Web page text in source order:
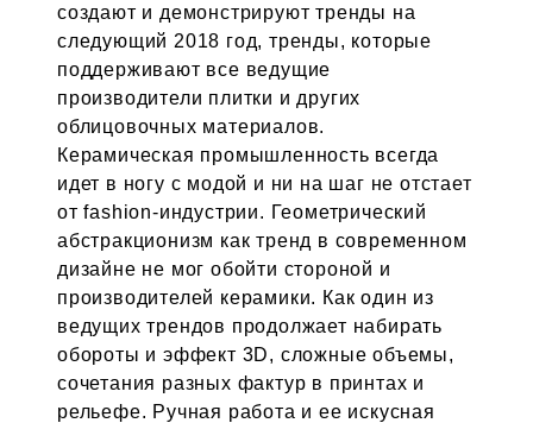
создают и демонстрируют тренды на
следующий 2018 год, тренды, которые
поддерживают все ведущие
производители плитки и других
облицовочных материалов.
Керамическая промышленность всегда
идет в ногу с модой и ни на шаг не отстает
от fashion-индустрии. Геометрический
абстракционизм как тренд в современном
дизайне не мог обойти стороной и
производителей керамики. Как один из
ведущих трендов продолжает набирать
обороты и эффект 3D, сложные объемы,
сочетания разных фактур в принтах и
рельефе. Ручная работа и ее искусная